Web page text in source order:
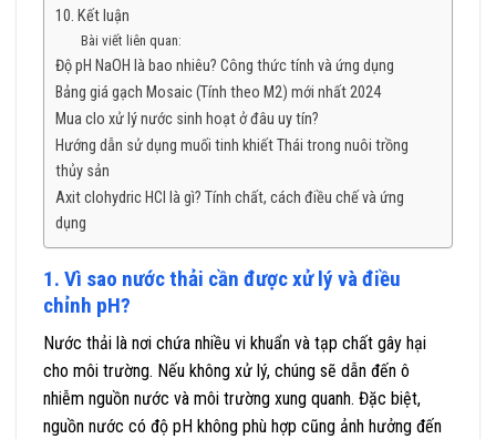
10. Kết luận
Bài viết liên quan:
Độ pH NaOH là bao nhiêu? Công thức tính và ứng dụng
Bảng giá gạch Mosaic (Tính theo M2) mới nhất 2024
Mua clo xử lý nước sinh hoạt ở đâu uy tín?
Hướng dẫn sử dụng muối tinh khiết Thái trong nuôi trồng
thủy sản
Axit clohydric HCl là gì? Tính chất, cách điều chế và ứng
dụng
1. Vì sao nước thải cần được xử lý và điều
chỉnh pH?
Nước thải là nơi chứa nhiều vi khuẩn và tạp chất gây hại
cho môi trường. Nếu không xử lý, chúng sẽ dẫn đến ô
nhiễm nguồn nước và môi trường xung quanh. Đặc biệt,
nguồn nước có độ pH không phù hợp cũng ảnh hưởng đến